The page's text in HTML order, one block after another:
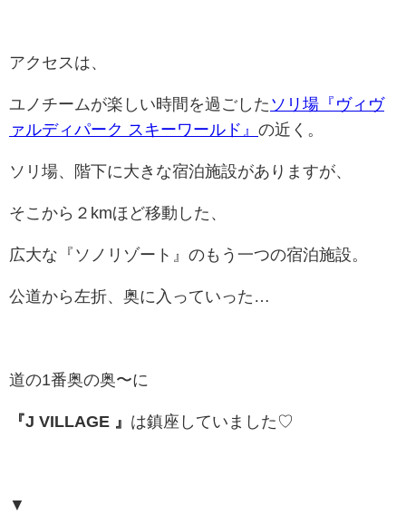
アクセスは、
ユノチームが楽しい時間を過ごした ソリ場『 ヴィヴ
ァルディパーク スキーワールド』 の近く。
ソリ場、階下に大きな宿泊施設がありますが、
そこから２kmほど移動した、
広大な『ソノリゾート』のもう一つの宿泊施設。
公道から左折、奥に入っていった…
道の1番奥の奥〜に
『J VILLAGE 』 は鎮座していました♡
▼